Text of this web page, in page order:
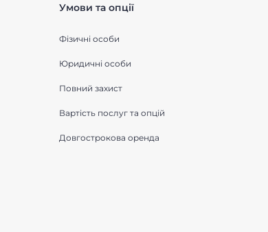
Умови та опції
Фізичні особи
Юридичні особи
Повний захист
Вартість послуг та опцій
Довгострокова оренда